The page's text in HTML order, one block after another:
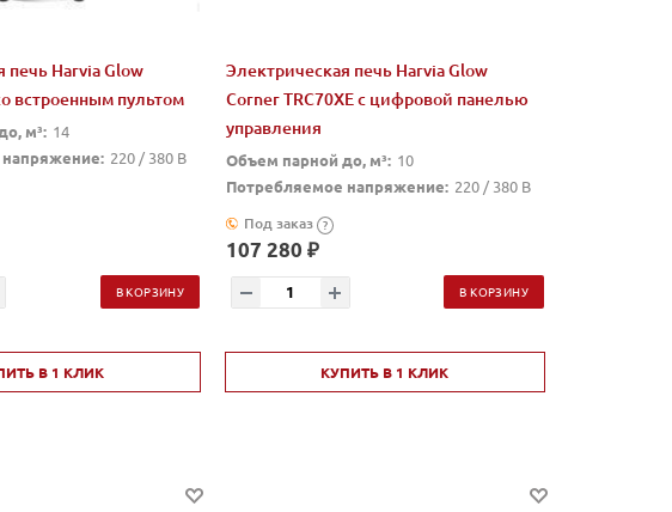
печь Harvia Glow
встроенным пультом
м³: 14
220 / 380 В
В КОРЗИНУ
В 1 КЛИК
Электрическая печь Harvia Glow
Corner TRC70XE c цифровой панелью
управления
Объем парной до, м³: 10
Потребляемое напряжение: 220 / 380 В
Под заказ ?
107 280 ₽
В КОРЗИНУ
КУПИТЬ В 1 КЛИК